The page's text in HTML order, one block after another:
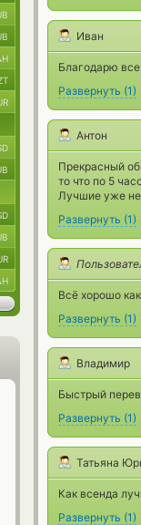
Иван
Благодарю
Развернуть (1)
Антон
Прекрасный
то что по 5
Лучшие уже
Развернуть (1)
Всё хорошо
Развернуть (1)
Владимир
Быстрый
Развернуть (1)
Татьяна
Как всенда
Развернуть (1)